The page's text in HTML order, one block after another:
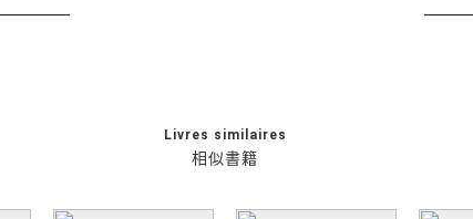
相似書籍
Livres similaires